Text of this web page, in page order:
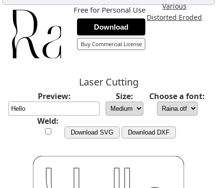
Various,
Distorted Eroded ,
Free for Personal Use
Download
Buy Commercial License
Laser Cutting
Preview: Size: Choose a font:
Weld:
Download SVG Download DXF